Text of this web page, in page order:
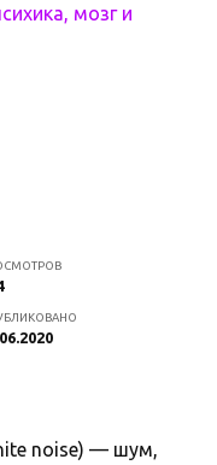
мозг и
noise) — шум,